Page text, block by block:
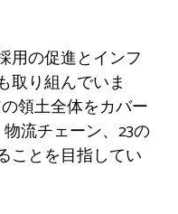
用の促進とインフ
取り組んでいま
領土全体をカバー
流チェーン、23の
ことを目指してい